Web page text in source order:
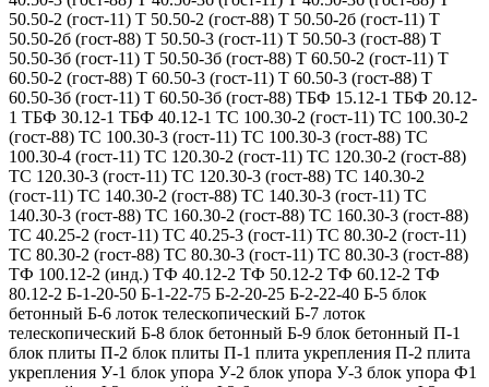
50.50-2 (гост-11) Т 50.50-2 (гост-88) Т 50.50-2б (гост-11) Т
50.50-2б (гост-88) Т 50.50-3 (гост-11) Т 50.50-3 (гост-88) Т
50.50-3б (гост-11) Т 50.50-3б (гост-88) Т 60.50-2 (гост-11) Т
60.50-2 (гост-88) Т 60.50-3 (гост-11) Т 60.50-3 (гост-88) Т
60.50-3б (гост-11) Т 60.50-3б (гост-88) ТБФ 15.12-1 ТБФ 20.12-
1 ТБФ 30.12-1 ТБФ 40.12-1 ТС 100.30-2 (гост-11) ТС 100.30-2
(гост-88) ТС 100.30-3 (гост-11) ТС 100.30-3 (гост-88) ТС
100.30-4 (гост-11) ТС 120.30-2 (гост-11) ТС 120.30-2 (гост-88)
ТС 120.30-3 (гост-11) ТС 120.30-3 (гост-88) ТС 140.30-2
(гост-11) ТС 140.30-2 (гост-88) ТС 140.30-3 (гост-11) ТС
140.30-3 (гост-88) ТС 160.30-2 (гост-88) ТС 160.30-3 (гост-88)
ТС 40.25-2 (гост-11) ТС 40.25-3 (гост-11) ТС 80.30-2 (гост-11)
ТС 80.30-2 (гост-88) ТС 80.30-3 (гост-11) ТС 80.30-3 (гост-88)
ТФ 100.12-2 (инд.) ТФ 40.12-2 ТФ 50.12-2 ТФ 60.12-2 ТФ
80.12-2 Б-1-20-50 Б-1-22-75 Б-2-20-25 Б-2-22-40 Б-5 блок
бетонный Б-6 лоток телескопический Б-7 лоток
телескопический Б-8 блок бетонный Б-9 блок бетонный П-1
блок плиты П-2 блок плиты П-1 плита укрепления П-2 плита
укрепления У-1 блок упора У-2 блок упора У-3 блок упора Ф1